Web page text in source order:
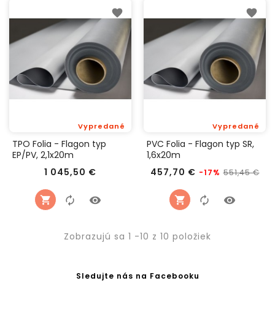
TPO Folia - Flagon typ
EP/PV, 2,1x20m
1 045,50 €
Vypredané
PVC Folia - Flagon typ SR,
1,6x20m
457,70 € Bežná
-17% 551,45 €
Vypredané
Zobrazujú sa 1 -10 z 10 položiek
Sledujte nás na Facebooku